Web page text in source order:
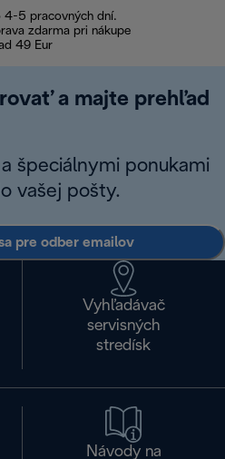
4-5 pracovných dní.
zdarma pri nákupe
49 Eur
a majte prehľad
špeciálnymi ponukami
vašej pošty.
pre odber emailov
Vyhľadávač
servisných
stredísk
Návody na